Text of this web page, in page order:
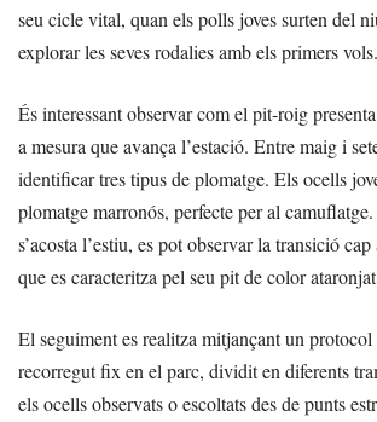
seu cicle vital, quan els polls joves surten del
explorar les seves rodalies amb els primers vols.
És interessant observar com el pit-roig
a mesura que avança l’estació. Entre maig i
identificar tres tipus de plomatge. Els ocells
plomatge marronós, perfecte per al
s’acosta l’estiu, es pot observar la transició
que es caracteritza pel seu pit de color
El seguiment es realitza mitjançant un
recorregut fix en el parc, dividit en diferents
els ocells observats o escoltats des de punts